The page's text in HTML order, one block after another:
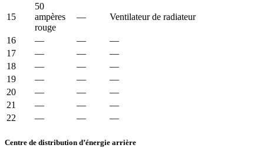
15
50
ampères
rouge
— Ventilateur de radiateur
16 — —
—
17
— —
—
18
— —
—
19
— —
—
20
— —
—
21
— —
—
22
— — —
Centre de distribution d’énergie arrière